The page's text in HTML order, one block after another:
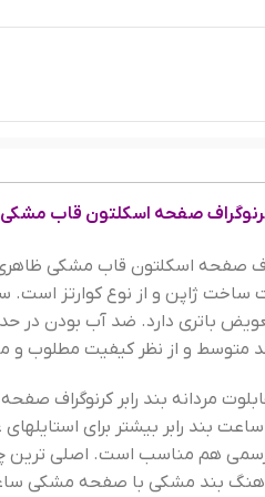
کرنوگراف صفحه اسکلتون قاب مشکی
صفحه اسکلتون قاب مشکی
ژاپن و از نوع کوارتز است.
متوسط و از نظر کیفیت مطلوب و
مردانه بند رابر کرنوگراف
بند رابر بیشتر برای
رسمی هم مناسب است. اصلی ترین
بند مشکی با صفحه مشکی